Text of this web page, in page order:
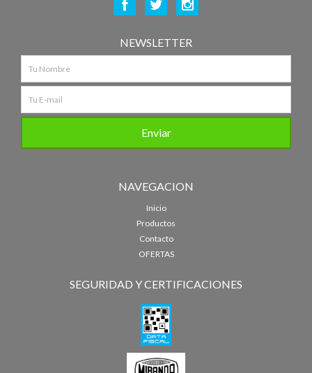
NEWSLETTER
NAVEGACION
Inicio
Productos
Contacto
OFERTAS
SEGURIDAD Y CERTIFICACIONES